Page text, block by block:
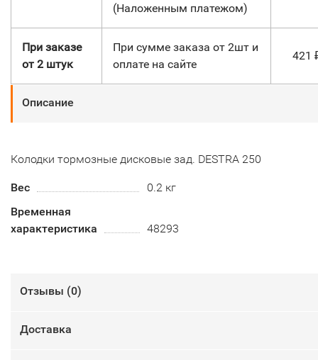
(Наложенным платежом)
При заказе
от 2 штук
При сумме заказа от 2шт и
оплате на сайте
421
Описание
Колодки тормозные дисковые зад. DESTRA 250
Вес
0.2 кг
Временная
характеристика
48293
Отзывы (0)
Доставка